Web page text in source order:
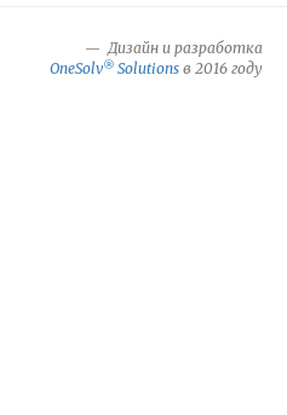
Дизайн и разработка
OneSolv® Solutions в 2016 году